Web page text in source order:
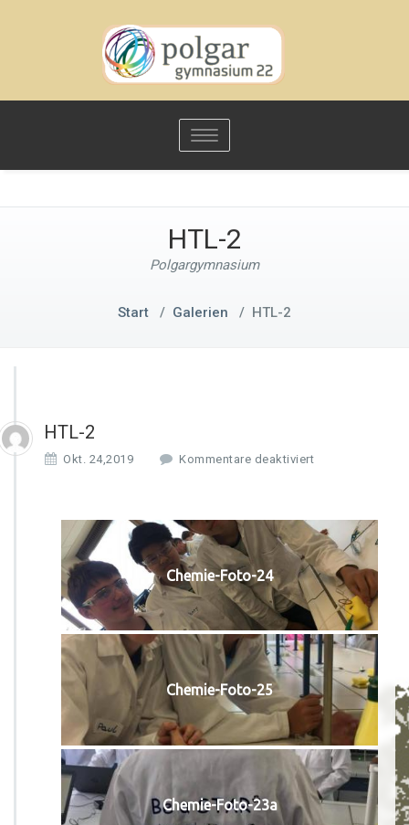
Toggle
navigation
HTL-2
Polgargymnasium
Start / Galerien / HTL-2
HTL-2
Okt. 24,2019 Kommentare deaktiviert
T
L
-
2
Chemie-Foto-24
Chemie-Foto-25
Chemie-Foto-23a